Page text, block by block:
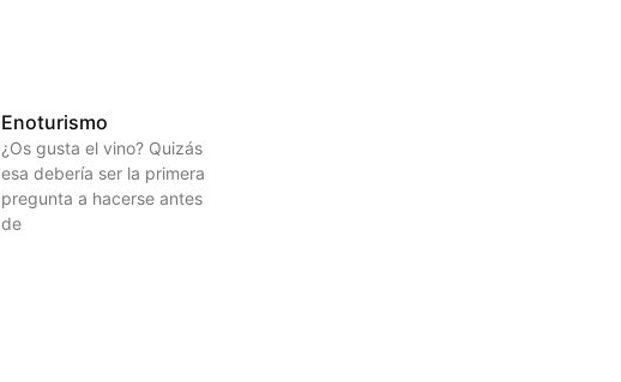
Enoturismo
¿Os gusta el vino? Quizás
esa debería ser la primera
pregunta a hacerse antes
de